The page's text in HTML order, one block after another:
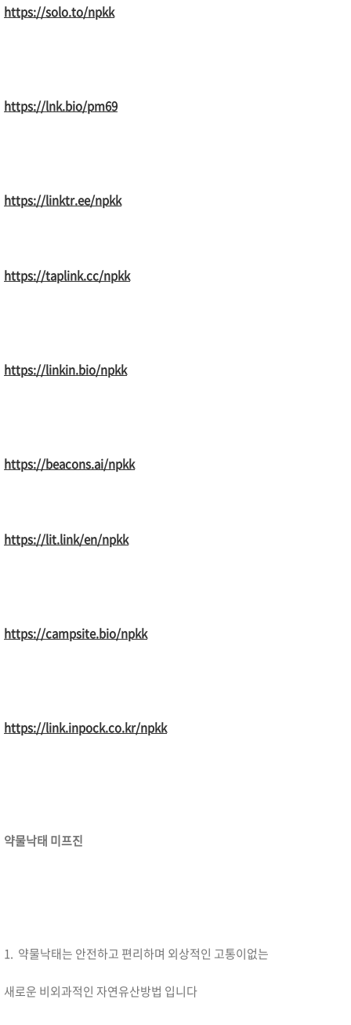
https://solo.to/npkk
https://lnk.bio/pm69
https://linktr.ee/npkk
https://taplink.cc/npkk
https://linkin.bio/npkk
https://beacons.ai/npkk
https://lit.link/en/npkk
https://campsite.bio/npkk
https://link.inpock.co.kr/npkk
약물낙태 미프진
1. 약물낙태는 안전하고 편리하며 외상적인 고통이없는
새로운 비외과적인 자연유산방법 입니다